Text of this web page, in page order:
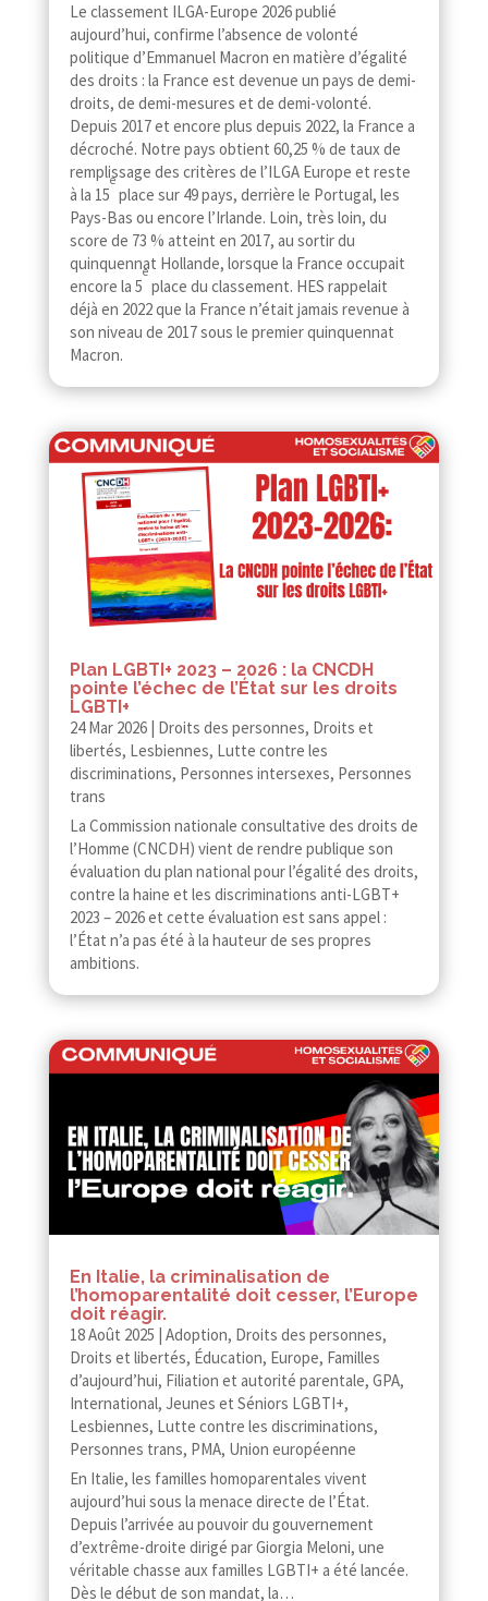
Le classement ILGA-​​Europe 2026 publié
aujourd’hui, confirme l’absence de volonté
politique d’Emmanuel Macron en matière d’égalité
des droits : la France est devenue un pays de demi-​​
droits, de demi-​​mesures et de demi-​​volonté.
Depuis 2017 et encore plus depuis 2022, la France a
décroché. Notre pays obtient 60,25 % de taux de
remplissage des critères de l’ILGA Europe et reste
à la 15
e
place sur 49 pays, derrière le Portugal, les
Pays-​​Bas ou encore l’Irlande. Loin, très loin, du
score de 73 % atteint en 2017, au sortir du
quinquennat Hollande, lorsque la France occupait
encore la 5
e
place du classement. HES rappelait
déjà en 2022 que la France n’était jamais revenue à
son niveau de 2017 sous le premier quinquennat
Macron.
Plan LGBTI+ 2023 – 2026 : la CNCDH
pointe l’échec de l’État sur les droits
LGBTI+
24 Mar 2026| Droits des personnes, Droits et
libertés, Lesbiennes, Lutte contre les
discriminations, Personnes intersexes, Personnes
trans
La Commission nationale consultative des droits de
l’Homme (CNCDH) vient de rendre publique son
évaluation du plan national pour l’égalité des droits,
contre la haine et les discriminations anti-​​LGBT+
2023 – 2026 et cette évaluation est sans appel :
l’État n’a pas été à la hauteur de ses propres
ambitions.
En Italie, la criminalisation de
l’homoparentalité doit cesser, l’Europe
doit réagir.
18 Août 2025 | Adoption, Droits des personnes,
Droits et libertés, Éducation, Europe, Familles
d’aujourd’hui, Filiation et autorité parentale, GPA,
International, Jeunes et Séniors LGBTI+,
Lesbiennes, Lutte contre les discriminations,
Personnes trans, PMA, Union européenne
En Italie, les familles homoparentales vivent
aujourd’hui sous la menace directe de l’État.
Depuis l’arrivée au pouvoir du gouvernement
d’extrême-droite dirigé par Giorgia Meloni, une
véritable chasse aux familles LGBTI+ a été lancée.
Dès le début de son mandat, la…